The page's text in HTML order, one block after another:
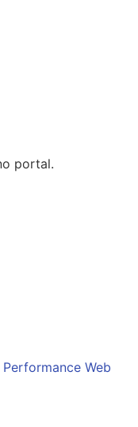
portal.
Web